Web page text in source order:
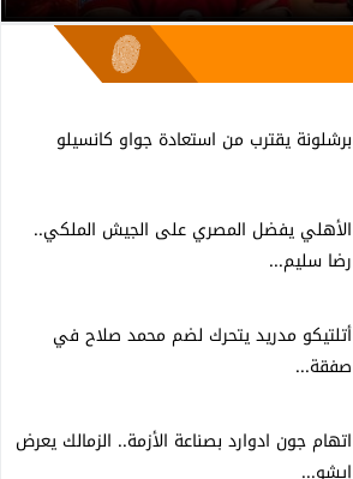
برشلونة يقترب من استعادة جواو كانسيلو
الأهلي يفضل المصري على الجيش الملكي..
رضا سليم...
أتلتيكو مدريد يتحرك لضم محمد صلاح في
صفقة...
اتهام جون ادوارد بصناعة الأزمة.. الزمالك يعرض
إيشو...